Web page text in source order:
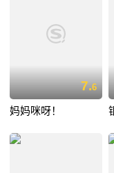
7.6
妈妈咪呀！